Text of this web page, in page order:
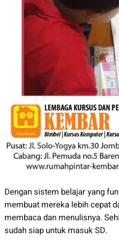
Dengan sistem belajar yang
membuat mereka lebih cepat
membaca dan menulisnya.
sudah siap untuk masuk SD.